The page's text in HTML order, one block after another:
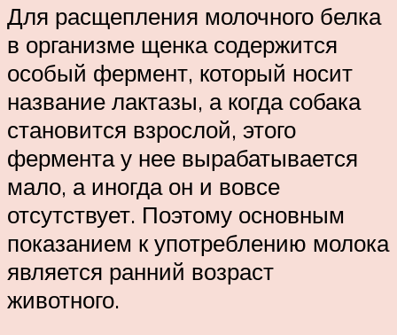
Для расщепления молочного белка
в организме щенка содержится
особый фермент, который носит
название лактазы, а когда собака
становится взрослой, этого
фермента у нее вырабатывается
мало, а иногда он и вовсе
отсутствует. Поэтому основным
показанием к употреблению молока
является ранний возраст
животного.